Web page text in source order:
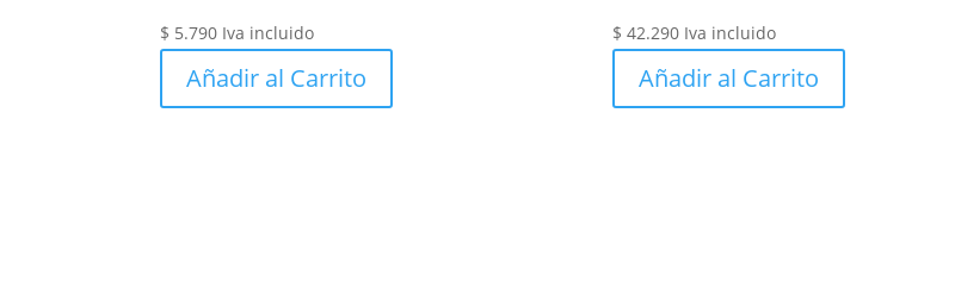
$ 5.790 Iva incluido
Añadir al Carrito
$ 42.290 Iva incluido
Añadir al Carrito